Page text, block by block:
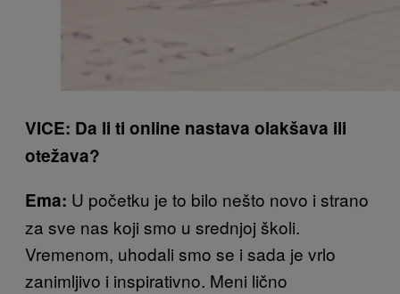
VICE: Da li ti online nastava olakšava ili
otežava?
Ema: U početku je to bilo nešto novo i strano
za sve nas koji smo u srednjoj školi.
Vremenom, uhodali smo se i sada je vrlo
zanimljivo i inspirativno. Meni lično